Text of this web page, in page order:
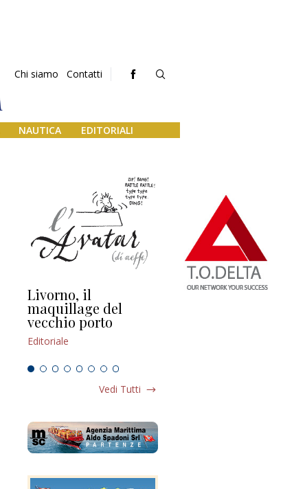
Chi siamo Contatti
NAUTICA EDITORIALI
Livorno, il
maquillage del
vecchio porto
Editoriale
L’uscita di scena di
Vedi Tutti